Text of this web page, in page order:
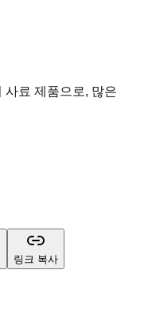
사료 제품으로, 많은
링크 복사